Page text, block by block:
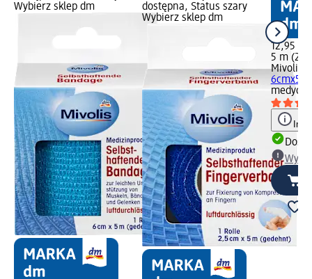
Wybierz sklep dm
dostępna, Status szary
Wybierz sklep dm
12,95 zł
5 m
Mivolis